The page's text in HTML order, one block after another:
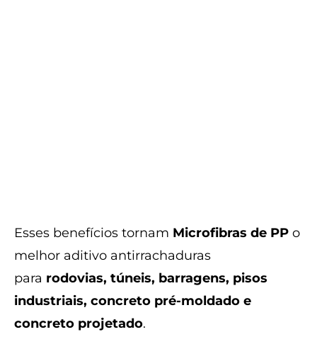
Esses benefícios tornam Microfibras de PP o
melhor aditivo antirrachaduras
para rodovias, túneis, barragens, pisos
industriais, concreto pré-moldado e
concreto projetado.